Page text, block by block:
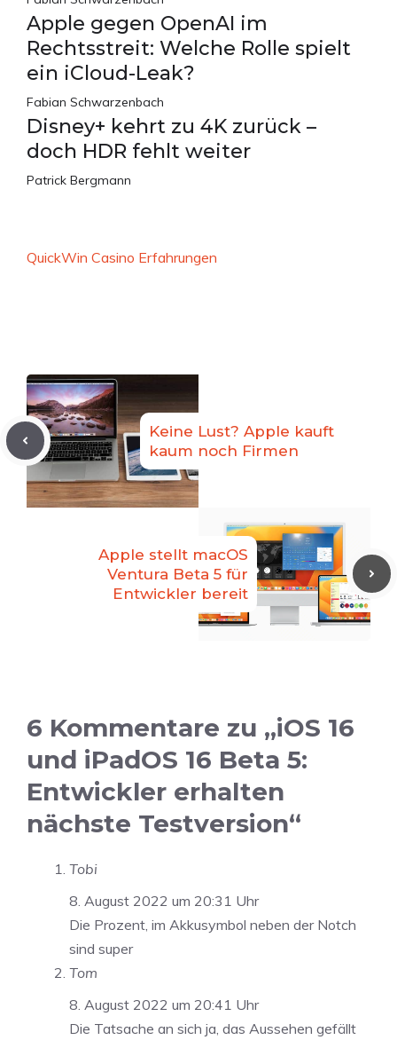
Apple gegen OpenAI im
Rechtsstreit: Welche Rolle spielt
ein iCloud-Leak?
Fabian Schwarzenbach
Disney+ kehrt zu 4K zurück –
doch HDR fehlt weiter
Patrick Bergmann
QuickWin Casino Erfahrungen
Keine Lust? Apple kauft
kaum noch Firmen
Apple stellt macOS
Ventura Beta 5 für
Entwickler bereit
6 Kommentare zu „iOS 16
und iPadOS 16 Beta 5:
Entwickler erhalten
nächste Testversion“
Tobi
8. August 2022 um 20:31 Uhr
Die Prozent, im Akkusymbol neben der Notch
sind super
Tom
8. August 2022 um 20:41 Uhr
Die Tatsache an sich ja, das Aussehen gefällt